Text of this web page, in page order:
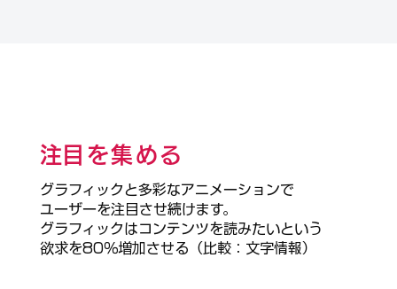
​注目を集める
グラフィックと多彩なアニメーションで
ユーザーを注目させ続けます。
グラフィックはコンテンツを読みたいという
欲求を80％増加させる（比較：文字情報）